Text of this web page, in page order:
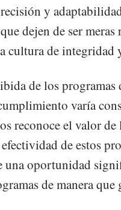
y
dejen de ser
cultura de integridad
de los programas
varía
reconoce el valor
de estos
una oportunidad
de manera